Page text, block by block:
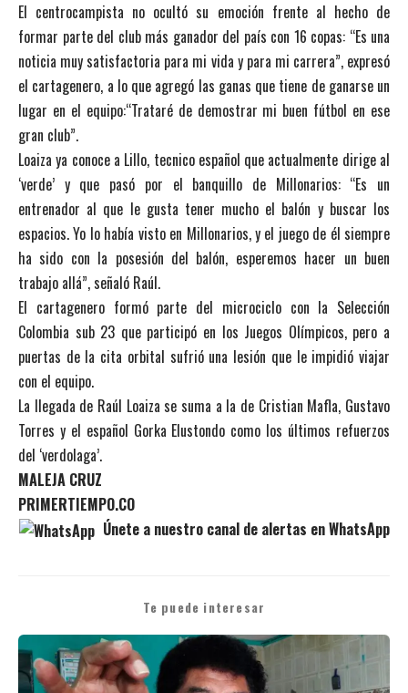
El centrocampista no ocultó su emoción frente al hecho de
formar parte del club más ganador del país con 16 copas: “Es una
noticia muy satisfactoria para mi vida y para mi carrera”, expresó
el cartagenero, a lo que agregó las ganas que tiene de ganarse un
lugar en el equipo:“Trataré de demostrar mi buen fútbol en ese
gran club”.
Loaiza ya conoce a Lillo, tecnico español que actualmente dirige al
‘verde’ y que pasó por el banquillo de Millonarios: “Es un
entrenador al que le gusta tener mucho el balón y buscar los
espacios. Yo lo había visto en Millonarios, y el juego de él siempre
ha sido con la posesión del balón, esperemos hacer un buen
trabajo allá”, señaló Raúl.
El cartagenero formó parte del microciclo con la Selección
Colombia sub 23 que participó en los Juegos Olímpicos, pero a
puertas de la cita orbital sufrió una lesión que le impidió viajar
con el equipo.
La llegada de Raúl Loaiza se suma a la de Cristian Mafla, Gustavo
Torres y el español Gorka Elustondo como los últimos refuerzos
del ‘verdolaga’.
MALEJA CRUZ
PRIMERTIEMPO.CO
Únete a nuestro canal de alertas en WhatsApp
Te puede interesar